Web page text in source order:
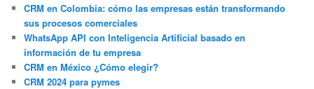
CRM en Colombia: cómo las empresas están transformando
sus procesos comerciales
WhatsApp API con Inteligencia Artificial basado en
información de tu empresa
CRM en México ¿Cómo elegir?
CRM 2024 para pymes